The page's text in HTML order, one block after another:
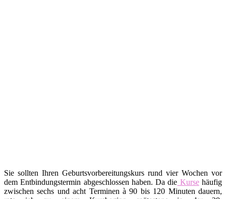
Sie sollten Ihren Geburtsvorbereitungskurs rund vier Wochen vor
dem Entbindungstermin abgeschlossen haben. Da die Kursehäufig
zwischen sechs und acht Terminen à 90 bis 120 Minuten dauern,